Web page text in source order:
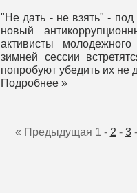
"Не дать - не взять" -
новый
активисты
зимней сессии
попробуют убедить их не
Подробнее »
« Предыдущая 1 - 2 - 3